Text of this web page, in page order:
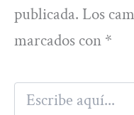
publicada. Los
marcados con *
Escribe
aquí...